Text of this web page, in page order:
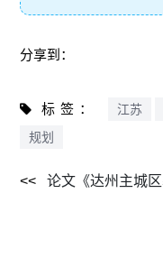
分享到：
标签： 江苏
规划